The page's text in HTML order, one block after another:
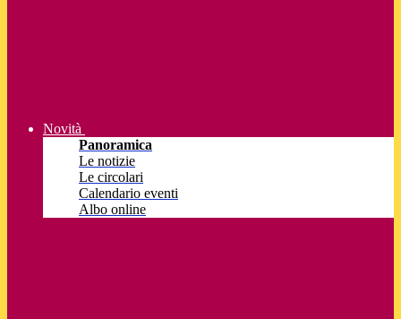
Novità
Panoramica
Le notizie
Le circolari
Calendario eventi
Albo online